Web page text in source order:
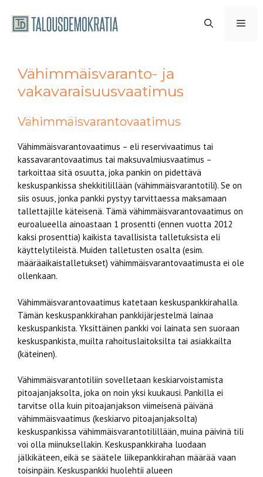
sisältöön
Vähimmäisvaranto- ja
vakavaraisuusvaatimus
Vähimmäisvarantovaatimus
Vähimmäisvarantovaatimus – eli reservivaatimus tai
kassavarantovaatimus tai maksuvalmiusvaatimus –
tarkoittaa sitä osuutta, joka pankin on pidettävä
keskuspankissa shekkitilillään (vähimmäisvarantotili). Se on
siis osuus, jonka pankki pystyy tarvittaessa maksamaan
tallettajille käteisenä. Tämä vähimmäisvarantovaatimus on
euroalueella ainoastaan 1 prosentti (ennen vuotta 2012
kaksi prosenttia) kaikista tavallisista talletuksista eli
käyttelytileistä. Muiden talletusten osalta (esim.
määräaikaistalletukset) vähimmäisvarantovaatimusta ei ole
ollenkaan.
Vähimmäisvarantovaatimus katetaan keskuspankkirahalla.
Tämän keskuspankkirahan pankkijärjestelmä lainaa
keskuspankista. Yksittäinen pankki voi lainata sen suoraan
keskuspankista, muilta rahoituslaitoksilta tai asiakkailta
(käteinen).
Vähimmäisvarantotiliin sovelletaan keskiarvoistamista
pitoajanjaksolta, joka on noin yksi kuukausi. Pankilla ei
tarvitse olla kuin pitoajanjakson viimeisenä päivänä
vähimmäisvaatimus (keskiarvo pitoajanjaksolta)
keskuspankissa vähimmäisvarantotilillään, muina päivinä tili
voi olla miinuksellakin. Keskuspankkiraha luodaan
jälkikäteen, eikä se säätele liikepankkirahan määrää vaan
toisinpäin. Keskuspankki huolehtii alueen